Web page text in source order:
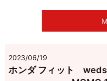
2023/06/19
ホンダ フィット